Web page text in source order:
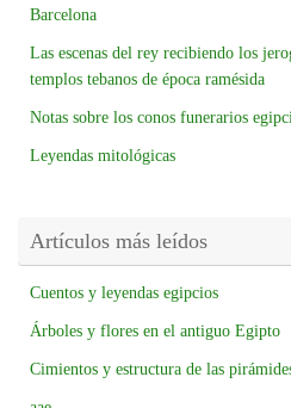
Barcelona
Las escenas del rey recibiendo los
templos tebanos de época ramésida
Notas sobre los conos funerarios
Leyendas mitológicas
Artículos más leídos
Cuentos y leyendas egipcios
Árboles y flores en el antiguo Egipto
Cimientos y estructura de las